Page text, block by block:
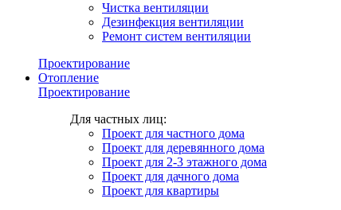
Чистка вентиляции
Дезинфекция вентиляции
Ремонт систем вентиляции
Проектирование
Отопление
Проектирование
Для частных лиц:
Проект для частного дома
Проект для деревянного дома
Проект для 2-3 этажного дома
Проект для дачного дома
Проект для квартиры